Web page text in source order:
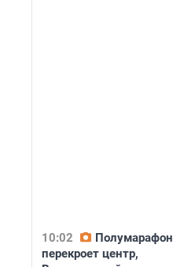
10:02
Полумарафон
перекроет центр,